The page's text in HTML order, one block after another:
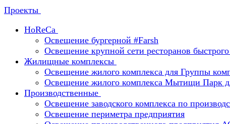
Проекты
HoReCa
Освещение бургерной #Farsh
Освещение крупной сети ресторанов
Жилищные комплексы
Освещение жилого комплекса для Группы
Освещение жилого комплекса Мытищи Парк
Производственные
Освещение заводского комплекса по
Освещение периметра предприятия